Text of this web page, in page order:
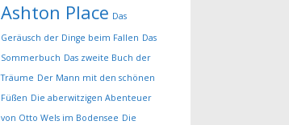
Ashton Place Das
Geräusch der Dinge beim Fallen Das
Sommerbuch Das zweite Buch der
Träume Der Mann mit den schönen
Füßen Die aberwitzigen Abenteuer
von Otto Wels im Bodensee Die